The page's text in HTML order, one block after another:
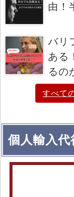
由！
バリ
ある
るの
すべて
個人輸入